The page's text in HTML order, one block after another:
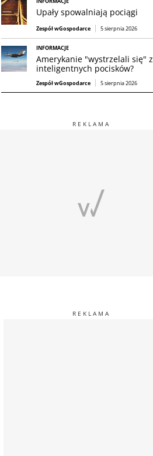
Upały spowalniają pociągi
Zespół wGospodarce 5 sierpnia 2026
INFORMACJE
Amerykanie "wystrzelali się" z
inteligentnych pocisków?
Zespół wGospodarce 5 sierpnia 2026